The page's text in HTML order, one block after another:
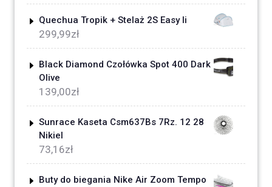
Quechua Tropik + Stelaż 2S Easy Ii
299,99zł
Black Diamond Czołówka Spot 400 Dark
Olive
139,00zł
Sunrace Kaseta Csm637Bs 7Rz. 12 28
Nikiel
73,16zł
Buty do biegania Nike Air Zoom Tempo